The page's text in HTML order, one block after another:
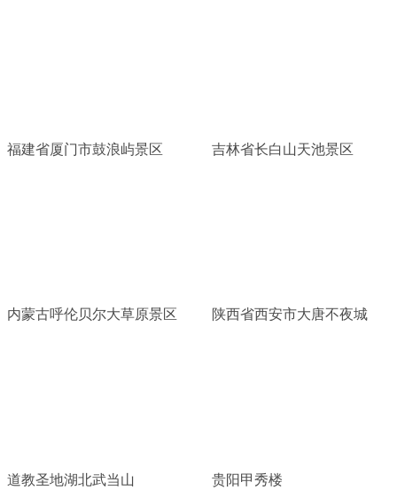
福建省厦门市鼓浪屿景区 吉林省长白山天池景区
内蒙古呼伦贝尔大草原景区 陕西省西安市大唐不夜城
道教圣地湖北武当山 贵阳甲秀楼